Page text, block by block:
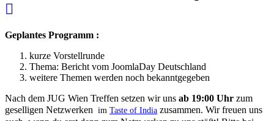
Geplantes Programm :
kurze Vorstellrunde
Thema: Bericht vom JoomlaDay Deutschland
weitere Themen werden noch bekanntgegeben
Nach dem JUG Wien Treffen setzen wir uns ab 19:00 Uhr zum
geselligen Netzwerken im Taste of India zusammen. Wir freuen uns